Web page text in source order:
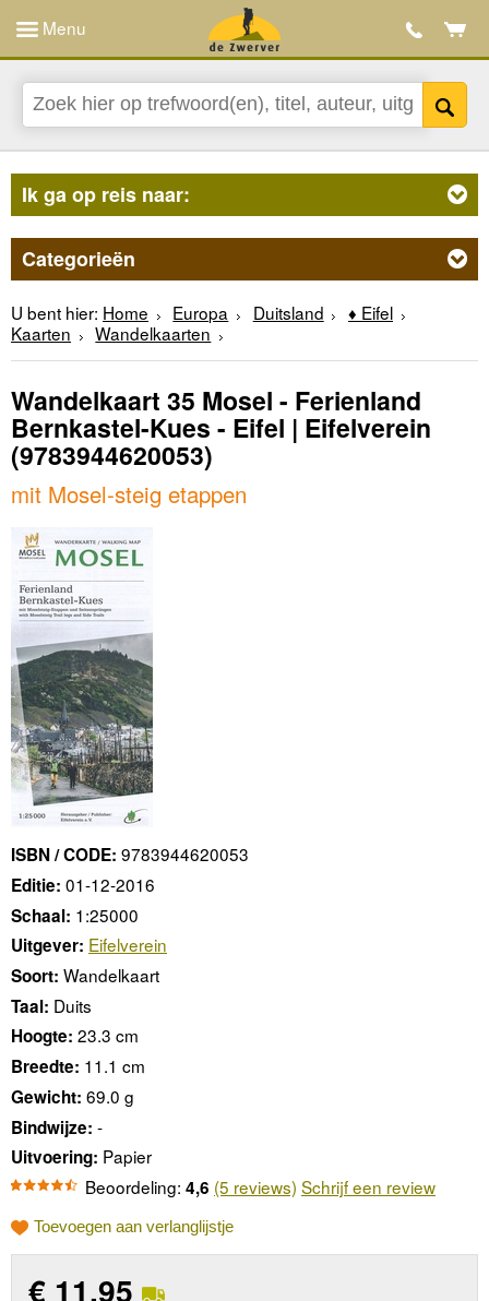
Menu
Ik ga op reis naar:
Categorieën
U bent hier: Home Europa Duitsland
♦ Eifel
Kaarten
Wandelkaarten
Wandelkaart 35 Mosel - Ferienland
Bernkastel-Kues - Eifel | Eifelverein
(9783944620053)
mit Mosel-steig etappen
ISBN / CODE: 9783944620053
Editie: 01-12-2016
Schaal: 1:25000
Uitgever: Eifelverein
Soort: Wandelkaart
Taal: Duits
Hoogte: 23.3 cm
Breedte: 11.1 cm
Gewicht: 69.0 g
Bindwijze: -
Uitvoering: Papier
Beoordeling: 4,6 (5 reviews) Schrijf een review
Toevoegen aan verlanglijstje
€ 11,95